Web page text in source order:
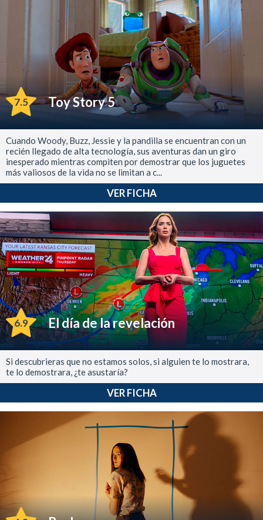
7.5 Toy Story 5
Cuando Woody, Buzz, Jessie y la pandilla se encuentran con un
recién llegado de alta tecnología, sus aventuras dan un giro
inesperado mientras compiten por demostrar que los juguetes
más valiosos de la vida no se limitan a c...
VER FICHA
6.9 El día de la revelación
Si descubrieras que no estamos solos, si alguien te lo mostrara,
te lo demostrara, ¿te asustaría?
VER FICHA